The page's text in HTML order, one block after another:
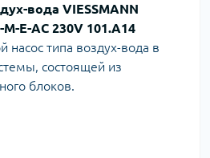
вода VIESSMANN
E-AC 230V 101.A14
насос типа воздух-вода в
состоящей из
блоков.